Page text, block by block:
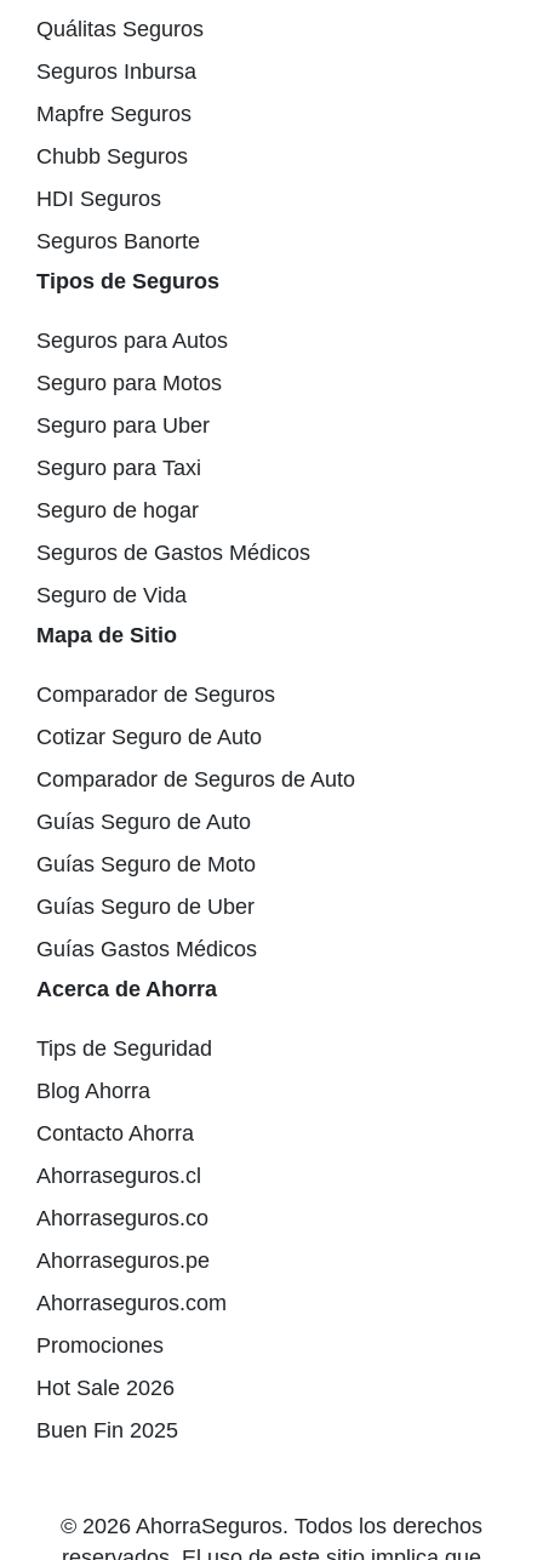
Quálitas Seguros
Seguros Inbursa
Mapfre Seguros
Chubb Seguros
HDI Seguros
Seguros Banorte
Tipos de Seguros
Seguros para Autos
Seguro para Motos
Seguro para Uber
Seguro para Taxi
Seguro de hogar
Seguros de Gastos Médicos
Seguro de Vida
Mapa de Sitio
Comparador de Seguros
Cotizar Seguro de Auto
Comparador de Seguros de Auto
Guías Seguro de Auto
Guías Seguro de Moto
Guías Seguro de Uber
Guías Gastos Médicos
Acerca de Ahorra
Tips de Seguridad
Blog Ahorra
Contacto Ahorra
Ahorraseguros.cl
Ahorraseguros.co
Ahorraseguros.pe
Ahorraseguros.com
Promociones
Hot Sale 2026
Buen Fin 2025
© 2026 AhorraSeguros. Todos los derechos